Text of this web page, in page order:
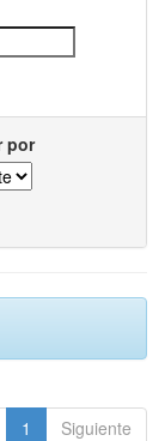
por
1 Siguiente